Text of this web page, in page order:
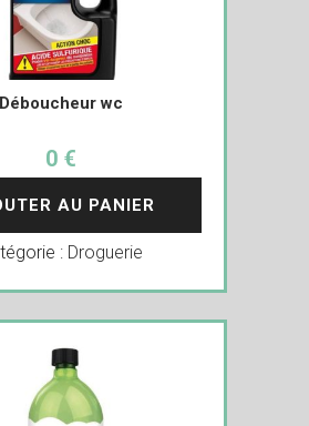
Déboucheur wc
0 €
AU PANIER
: Droguerie